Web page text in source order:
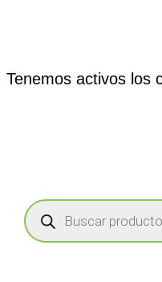
Tenemos activos los